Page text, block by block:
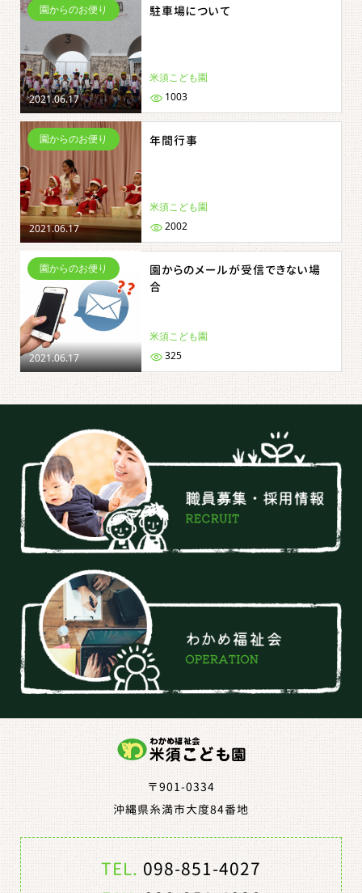
2021.06.17
園からのお便り 駐車場について
米須こども園
1003
2021.06.17
園からのお便り 年間行事
米須こども園
2002
2021.06.17
園からのお便り
園からのメールが受信できない場
合
米須こども園
325
〒901-0334
沖縄県糸満市大度84番地
TEL.098-851-4027